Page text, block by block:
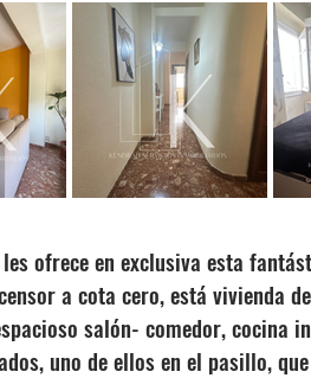
les ofrece en exclusiva esta
a cota cero, está vivienda
salón- comedor, cocina
uno de ellos en el pasillo,